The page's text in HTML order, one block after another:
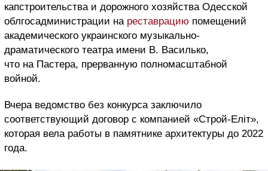
капстроительства и дорожного хозяйства Одесской
облгосадминистрации на реставрацию помещений
академического украинского музыкально-
драматического театра имени В. Василько,
что на Пастера, прерванную полномасштабной
войной.
Вчера ведомство без конкурса заключило
соответствующий договор с компанией «Строй-Еліт»,
которая вела работы в памятнике архитектуры до 2022
года.